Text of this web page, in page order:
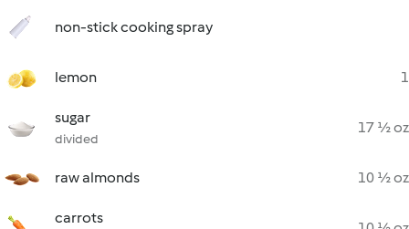
non-stick cooking spray
lemon 1
sugar
divided
17 ½ oz
raw almonds 10 ½ oz
carrots